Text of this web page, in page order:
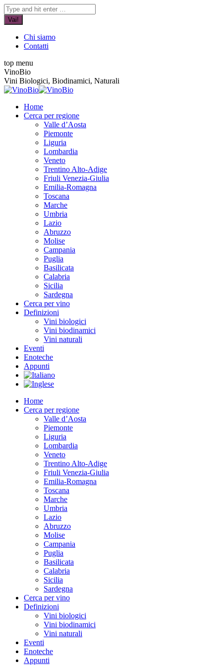
Vai
ai
contenuti
YouTube
page
opens
new
window
Facebook
page
opens
new
window
Cerca:
Chi siamo
Contatti
top menu
VinoBio
Vini Biologici, Biodinamici, Naturali
Home
Cerca per regione
Valle d’Aosta
Piemonte
Liguria
Lombardia
Veneto
Trentino Alto-Adige
Friuli Venezia-Giulia
Emilia-Romagna
Toscana
Marche
Umbria
Lazio
Abruzzo
Molise
Campania
Puglia
Basilicata
Calabria
Sicilia
Sardegna
Cerca per vino
Definizioni
Vini biologici
Vini biodinamici
Vini naturali
Eventi
Enoteche
Appunti
Home
Cerca per regione
Valle d’Aosta
Piemonte
Liguria
Lombardia
Veneto
Trentino Alto-Adige
Friuli Venezia-Giulia
Emilia-Romagna
Toscana
Marche
Umbria
Lazio
Abruzzo
Molise
Campania
Puglia
Basilicata
Calabria
Sicilia
Sardegna
Cerca per vino
Definizioni
Vini biologici
Vini biodinamici
Vini naturali
Eventi
Enoteche
Appunti